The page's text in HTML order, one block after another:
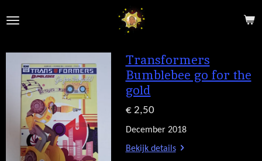
direct
de
hoofdinhoud
Transformers
Bumblebee go for the
gold
€ 2,50
December 2018
Bekijk details